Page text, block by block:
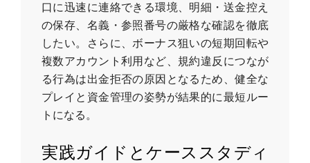
口に迅速に連絡できる環境、明細・送金控え
の保存、名義・参照番号の厳格な確認を徹底
したい。さらに、ボーナス狙いの短期回転や
複数アカウント利用など、規約違反につなが
る行為は出金拒否の原因となるため、健全な
プレイと資金管理の姿勢が結果的に最短ルー
トになる。
実践ガイドとケーススタディ